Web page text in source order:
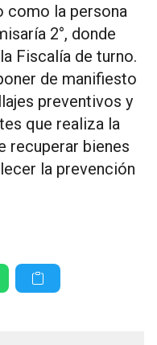
como la persona
2°, donde
Fiscalía de turno.
de manifiesto
preventivos y
que realiza la
recuperar bienes
la prevención